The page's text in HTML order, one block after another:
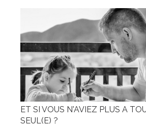
ET SI VOUS N'AVIEZ PLUS A
SEUL(E) ?